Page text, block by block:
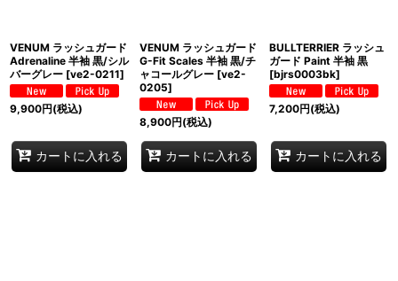
VENUM ラッシュガード
Adrenaline 半袖 黒/シル
バーグレー [ve2-0211]
9,900円(税込)
カートに入れる
VENUM ラッシュガード
G-Fit Scales 半袖 黒/チ
ャコールグレー [ve2-
0205]
8,900円(税込)
カートに入れる
BULLTERRIER ラッシュ
ガード Paint 半袖 黒
[bjrs0003bk]
7,200円(税込)
カートに入れる